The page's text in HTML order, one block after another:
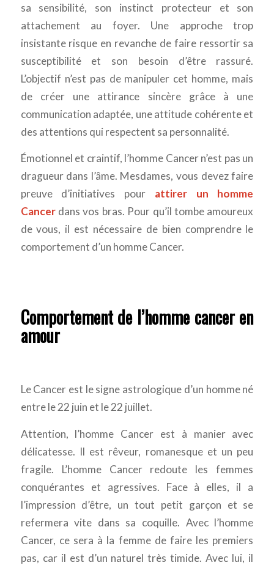
sa sensibilité, son instinct protecteur et son
attachement au foyer. Une approche trop
insistante risque en revanche de faire ressortir sa
susceptibilité et son besoin d’être rassuré.
L’objectif n’est pas de manipuler cet homme, mais
de créer une attirance sincère grâce à une
communication adaptée, une attitude cohérente et
des attentions qui respectent sa personnalité.
Émotionnel et craintif, l’homme Cancer n’est pas un
dragueur dans l’âme. Mesdames, vous devez faire
preuve d’initiatives pour attirer un homme
Cancerdans vos bras. Pour qu’il tombe amoureux
de vous, il est nécessaire de bien comprendre le
comportement d’un homme Cancer.
Comportement de l’homme cancer en
amour
Le Cancer est le signe astrologique d’un homme né
entre le 22 juin et le 22 juillet.
Attention, l’homme Cancer est à manier avec
délicatesse. Il est rêveur, romanesque et un peu
fragile. L’homme Cancer redoute les femmes
conquérantes et agressives. Face à elles, il a
l’impression d’être, un tout petit garçon et se
refermera vite dans sa coquille. Avec l’homme
Cancer, ce sera à la femme de faire les premiers
pas, car il est d’un naturel très timide. Avec lui, il